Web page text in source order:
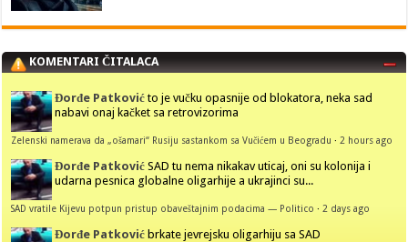
KOMENTARI ČITALACA
Đorđe Patković to je vučku opasnije od blokatora, neka sad
nabavi onaj kačket sa retrovizorima
Zelenski namerava da „ošamari“ Rusiju sastankom sa Vučićem u Beogradu · 2 hours ago
Đorđe Patković SAD tu nema nikakav uticaj, oni su kolonija i
udarna pesnica globalne oligarhije a ukrajinci su...
SAD vratile Kijevu potpun pristup obaveštajnim podacima — Politico · 2 days ago
Đorđe Patković brkate jevrejsku oligarhiju sa SAD